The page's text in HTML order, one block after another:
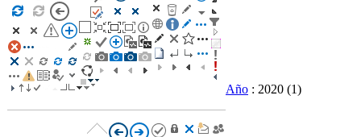
Año : 2020 (1)